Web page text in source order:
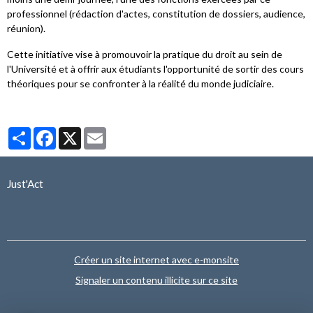
professionnel (rédaction d'actes, constitution de dossiers, audience,
réunion).
Cette initiative vise à promouvoir la pratique du droit au sein de
l'Université et à offrir aux étudiants l'opportunité de sortir des cours
théoriques pour se confronter à la réalité du monde judiciaire.
PartagerFacebook
X
Just'Act
Créer un site internet avec e-monsite
Signaler un contenu illicite sur ce site